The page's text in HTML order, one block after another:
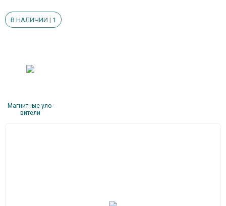
В НАЛИЧИИ | 1
Маг­нитные уло­
вите­ли